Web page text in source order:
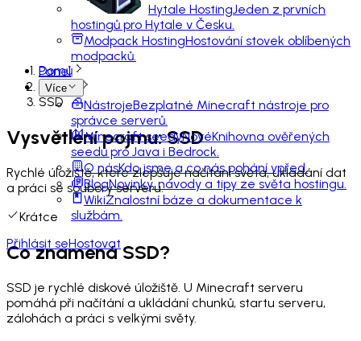
Hytale HostingJeden z prvních
hostingů pro Hytale v Česku.
Modpack HostingHostování stovek oblíbených
modpacků.
Panel
Více
NástrojeBezplatné Minecraft nástroje pro
správce serverů.
Minecraft seedyNovéKnihovna ověřených
seedů pro Java i Bedrock.
O násKdo jsme a co nás pohání vpřed.
BlogNovinky, návody a tipy ze světa hostingu.
WikiZnalostní báze a dokumentace k
službám.
Přihlásit seHostovat
Domů
Slovník
SSD
Vysvětlení pojmu: SSD
Rychlé úložiště, které zlepšuje načítání světa, ukládání dat
a práci se soubory serveru.
Krátce
Co znamená SSD?
SSD je rychlé diskové úložiště. U Minecraft serveru
pomáhá při načítání a ukládání chunků, startu serveru,
zálohách a práci s velkými světy.